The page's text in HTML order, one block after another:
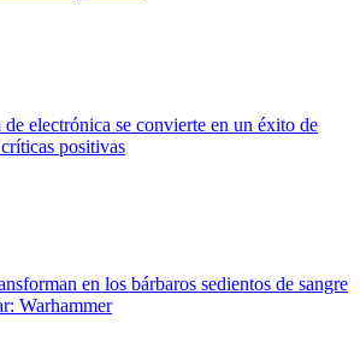
electrónica se convierte en un éxito de
positivas
en los bárbaros sedientos de sangre
Warhammer